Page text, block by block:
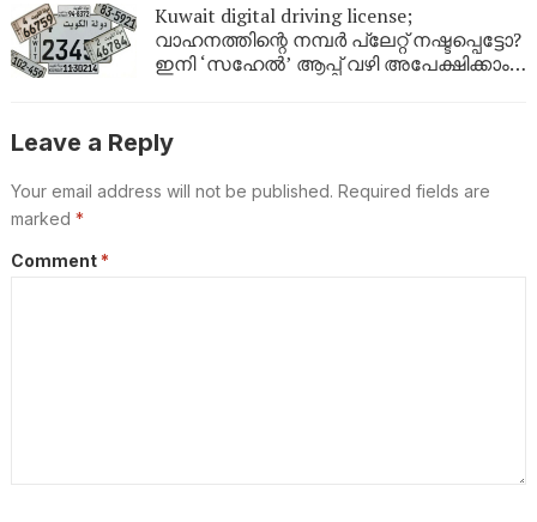
Kuwait digital driving license;
വാഹനത്തിന്റെ നമ്പര്‍ പ്ലേറ്റ് നഷ്ടപ്പെട്ടോ?
ഇനി ‘സഹേൽ’ ആപ്പ് വഴി അപേക്ഷിക്കാം;
Leave a Reply
Your email address will not be published. Required fields are
marked *
Comment *